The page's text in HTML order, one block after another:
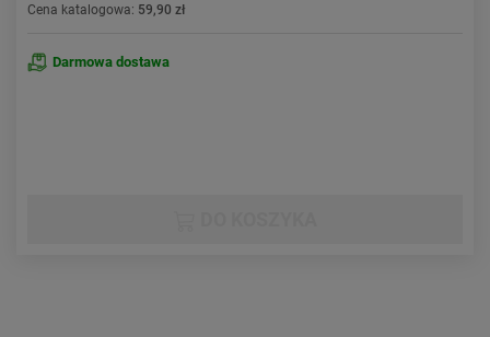
Cena katalogowa: 59,90 zł
Darmowa dostawa